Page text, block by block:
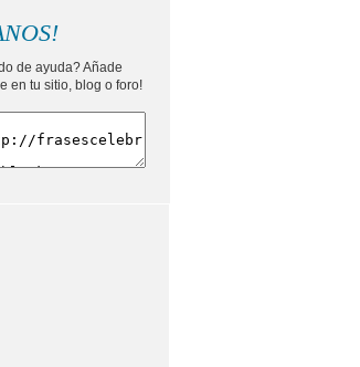
de ayuda? Añade
en tu sitio, blog o foro!